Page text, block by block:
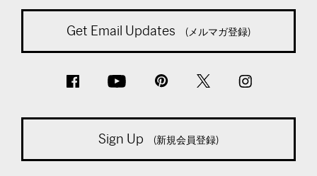
Get Email Updates (メルマガ登録)
Sign Up (新規会員登録)